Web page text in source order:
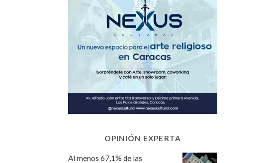
OPINIÓN EXPERTA
Al menos 67,1% de las